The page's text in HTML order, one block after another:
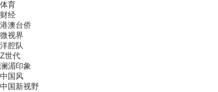
体育
财经
港澳台侨
微视界
洋腔队
Z世代
澜湄印象
中国风
中国新视野